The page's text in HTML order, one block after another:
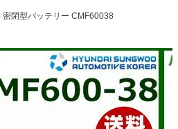
密閉型バッテリー CMF60038